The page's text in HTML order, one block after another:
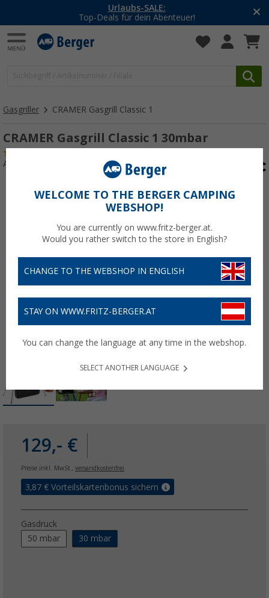
Top-Deals für dein Abenteuer!
Gasgriller CRAMER Gasgrill Classic 1
CRAMER Gasgrill Classic 1 30mbar
Art.-Nr.: 441330
129,- €
Preise inkl. MwSt., versandkostenfrei
3,87 € Vorteilskartenbonus sichern
Gasdruck
50 mbar
30 mbar
WELCOME TO THE BERGER CAMPING
WEBSHOP!
You are currently on www.fritz-berger.at.
Would you rather switch to the store in English?
CHANGE TO THE WEBSHOP IN ENGLISH
STAY ON WWW.FRITZ-BERGER.AT
You can change the language at any time in the webshop.
SELECT ANOTHER LANGUAGE